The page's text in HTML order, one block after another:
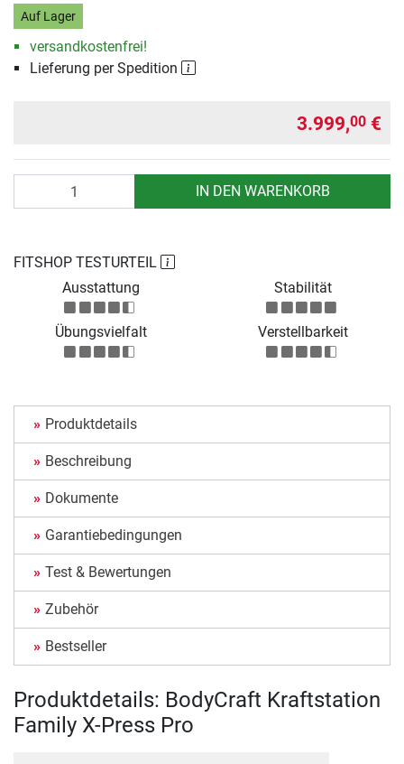
Auf Lager
versandkostenfrei!
Lieferung per Spedition
3.999,00 €
IN DEN WARENKORB
FITSHOP TESTURTEIL
Ausstattung
Stabilität
Übungsvielfalt Verstellbarkeit
Produktdetails
Beschreibung
Dokumente
Garantiebedingungen
Test & Bewertungen
Zubehör
Bestseller
Produktdetails: BodyCraft Kraftstation
Family X-Press Pro